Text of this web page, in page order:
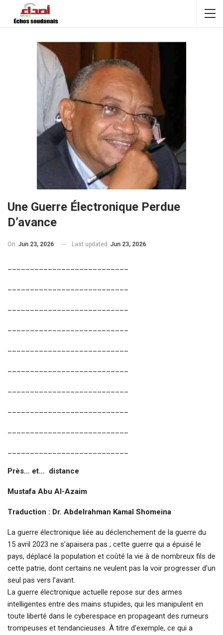
Une Guerre Électronique Perdue
D’avance
On Jun 23, 2026 Last updated Jun 23, 2026
Près… et… distance
Mustafa Abu Al-Azaim
Traduction : Dr. Abdelrahman Kamal Shomeina
La guerre électronique liée au déclenchement de la guerre du
15 avril 2023 ne s’apaisera pas ; cette guerre qui a épuisé le
pays, déplacé la population et coûté la vie à de nombreux fils de
cette patrie, dont certains ne veulent pas la voir progresser d’un
seul pas vers l’avant.
La guerre électronique actuelle repose sur des armes
intelligentes entre des mains stupides, qui les manipulent en
toute liberté dans le cyberespace en propageant des rumeurs
trompeuses et tendancieuses. À titre d’exemple, ce qui a